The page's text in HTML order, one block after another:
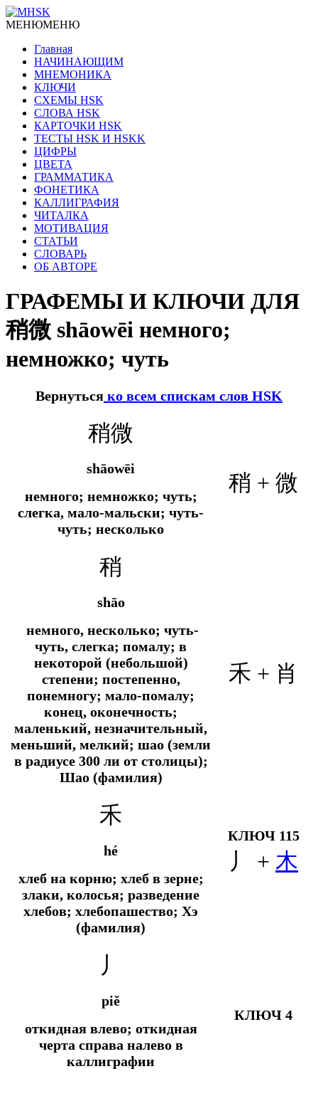
МЕНЮМЕНЮ
Главная
НАЧИНАЮЩИМ
МНЕМОНИКА
КЛЮЧИ
СХЕМЫ HSK
СЛОВА HSK
КАРТОЧКИ HSK
ТЕСТЫ HSK И HSKK
ЦИФРЫ
ЦВЕТА
ГРАММАТИКА
ФОНЕТИКА
КАЛЛИГРАФИЯ
ЧИТАЛКА
МОТИВАЦИЯ
СТАТЬИ
СЛОВАРЬ
ОБ АВТОРЕ
ГРАФЕМЫ И КЛЮЧИ ДЛЯ
稍微 shāowēi немного;
немножко; чуть
Вернуться ко всем спискам слов HSK
稍微
shāowēi
немного; немножко; чуть;
слегка, мало-мальски; чуть-
чуть; несколько
稍 + 微
稍
shāo
немного, несколько; чуть-
чуть, слегка; помалу; в
некоторой (небольшой)
степени; постепенно,
понемногу; мало-помалу;
конец, оконечность;
маленький, незначительный,
меньший, мелкий; шао (земли
в радиусе 300 ли от столицы);
Шао (фамилия)
禾 + 肖
禾
hé
хлеб на корню; хлеб в зерне;
злаки, колосья; разведение
хлебов; хлебопашество; Хэ
(фамилия)
КЛЮЧ 115
丿 + 木
丿
piě
откидная влево; откидная
черта справа налево в
каллиграфии
КЛЮЧ 4